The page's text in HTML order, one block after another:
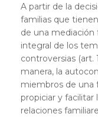
A partir de la
familias que
de una mediación
integral de los
controversias (art.
manera, la
miembros de una
propiciar y facilitar
relaciones